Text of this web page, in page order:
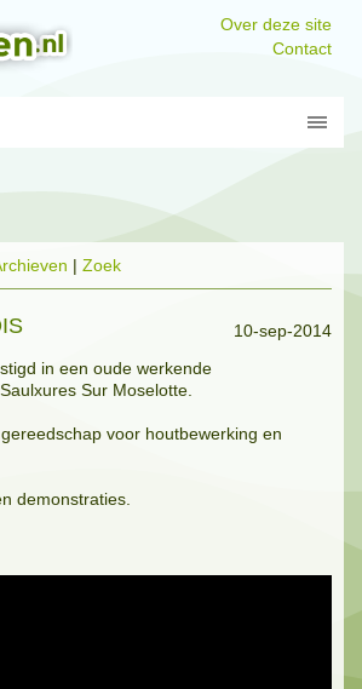
Over deze site
Contact
| Zoek
10-sep-2014
in een oude werkende
Sur Moselotte.
voor houtbewerking en
demonstraties.